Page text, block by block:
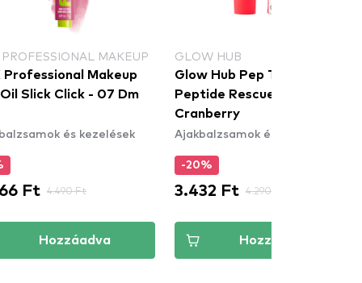
MAKEUP
Professional Makeup
Slick Click - 07 Dm
és kezelések
Ft 4.490 Ft
Hozzáadva
GLOW HUB
Glow Hub Pep Talk Plumping
Peptide Rescue Balm -
Cranberry
Ajakbalzsamok és kezelések
-20%
3.432 Ft 4.290 Ft
Hozzáadva